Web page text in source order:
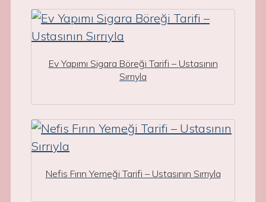
Ev Yapımı Sigara Böreği Tarifi – Ustasının
Sırrıyla
Nefis Fırın Yemeği Tarifi – Ustasının Sırrıyla